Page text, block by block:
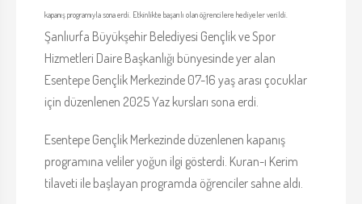
kapanış programıyla sona erdi. Etkinlikte başarılı olan öğrencilere hediyeler verildi.
Şanlıurfa Büyükşehir Belediyesi Gençlik ve Spor
Hizmetleri Daire Başkanlığı bünyesinde yer alan
Esentepe Gençlik Merkezinde 07-16 yaş arası çocuklar
için düzenlenen 2025 Yaz kursları sona erdi.
Esentepe Gençlik Merkezinde düzenlenen kapanış
programına veliler yoğun ilgi gösterdi. Kuran-ı Kerim
tilaveti ile başlayan programda öğrenciler sahne aldı.